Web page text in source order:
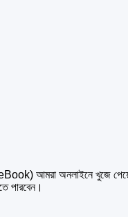
আমরা অনলাইনে খুজে
পারবেন।